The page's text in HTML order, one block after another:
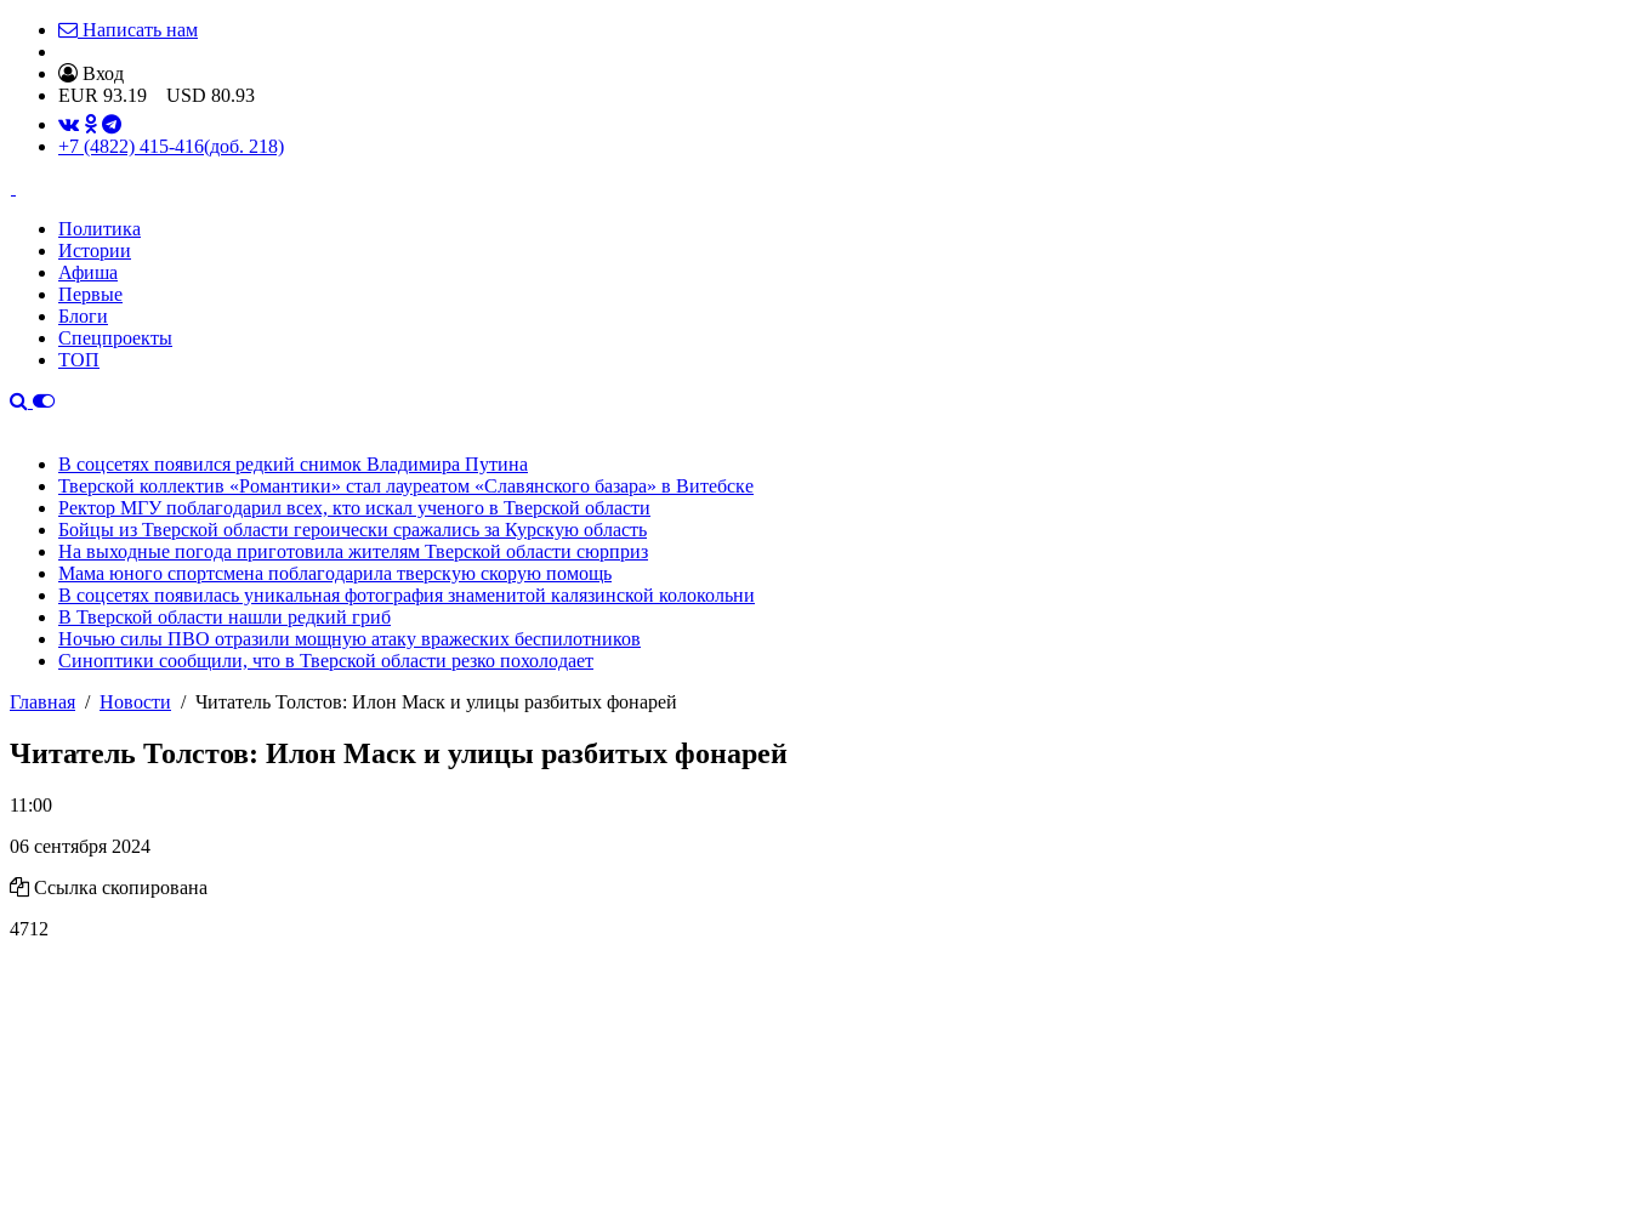
Написать нам
Вход
EUR 93.19 USD 80.93
+7 (4822) 415-416(доб. 218)
Политика
Истории
Афиша
Первые
Блоги
Спецпроекты
ТОП
В соцсетях появился редкий снимок Владимира Путина
Тверской коллектив «Романтики» стал лауреатом «Славянского базара» в Витебске
Ректор МГУ поблагодарил всех, кто искал ученого в Тверской области
Бойцы из Тверской области героически сражались за Курскую область
На выходные погода приготовила жителям Тверской области сюрприз
Мама юного спортсмена поблагодарила тверскую скорую помощь
В соцсетях появилась уникальная фотография знаменитой калязинской колокольни
В Тверской области нашли редкий гриб
Ночью силы ПВО отразили мощную атаку вражеских беспилотников
Синоптики сообщили, что в Тверской области резко похолодает
Главная
Новости Читатель Толстов: Илон Маск и улицы разбитых фонарей
Читатель Толстов: Илон Маск и улицы разбитых фонарей
11:00
06 сентября 2024
Ссылка скопирована
4712